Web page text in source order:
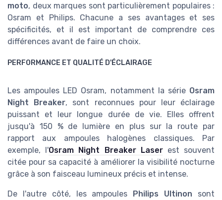
moto, deux marques sont particulièrement populaires :
Osram et Philips. Chacune a ses avantages et ses
spécificités, et il est important de comprendre ces
différences avant de faire un choix.
PERFORMANCE ET QUALITÉ D'ÉCLAIRAGE
Les ampoules LED Osram, notamment la série Osram
Night Breaker, sont reconnues pour leur éclairage
puissant et leur longue durée de vie. Elles offrent
jusqu'à 150 % de lumière en plus sur la route par
rapport aux ampoules halogènes classiques. Par
exemple, l'Osram Night Breaker Laserest souvent
citée pour sa capacité à améliorer la visibilité nocturne
grâce à son faisceau lumineux précis et intense.
De l'autre côté, les ampoules Philips Ultinon sont